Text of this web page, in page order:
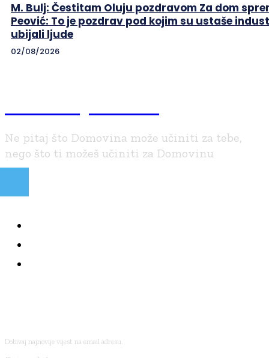
M. Bulj: Čestitam Oluju pozdravom Za dom
Peović: To je pozdrav pod kojim su ustaše
ubijali ljude
02/08/2026
Ne pitaj što Domovina može učiniti za tebe,
nego što ti možeš učiniti za Domovinu
Dobivaj najnovije vijest na email adresu.